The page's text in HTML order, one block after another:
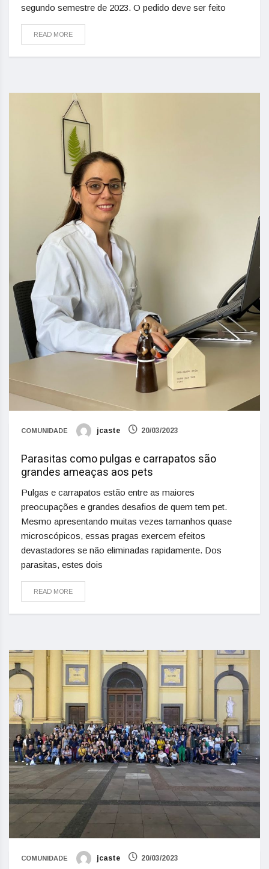
segundo semestre de 2023. O pedido deve ser feito
READ MORE
COMUNIDADE jcaste 20/03/2023
Parasitas como pulgas e carrapatos são
grandes ameaças aos pets
Pulgas e carrapatos estão entre as maiores
preocupações e grandes desafios de quem tem pet.
Mesmo apresentando muitas vezes tamanhos quase
microscópicos, essas pragas exercem efeitos
devastadores se não eliminadas rapidamente. Dos
parasitas, estes dois
READ MORE
COMUNIDADE jcaste 20/03/2023